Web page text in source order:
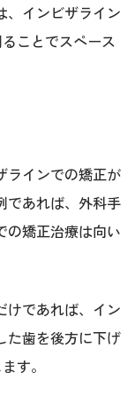
、インビザライン
ことでスペース
ラインでの矯正が
であれば、外科手
の矯正治療は向い
けであれば、イン
た歯を後方に下げ
す。